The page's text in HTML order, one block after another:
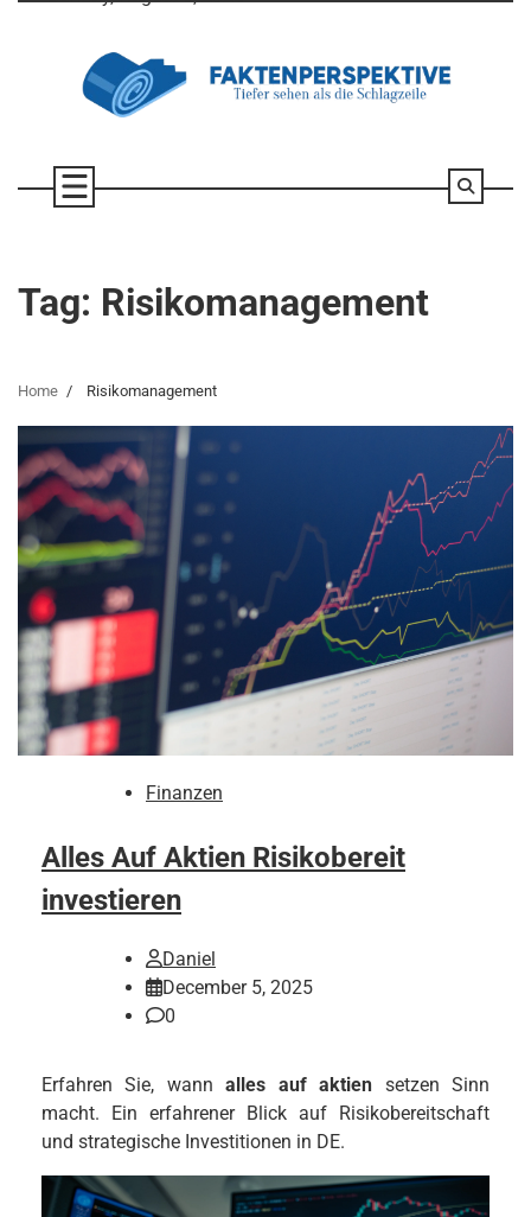
Tag: Risikomanagement
Home Risikomanagement
Finanzen
Alles Auf Aktien Risikobereit
investieren
Daniel
December 5, 2025
0
Erfahren Sie, wannalles auf aktien setzen Sinn
macht. Ein erfahrener Blick auf Risikobereitschaft
und strategische Investitionen in DE.